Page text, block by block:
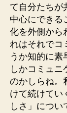
て自分たちが
中心にできる
化を外側から
れはそれでコ
うか知的に素
しかコミュ
のかしらね。
けて続けてい
しさ」につい